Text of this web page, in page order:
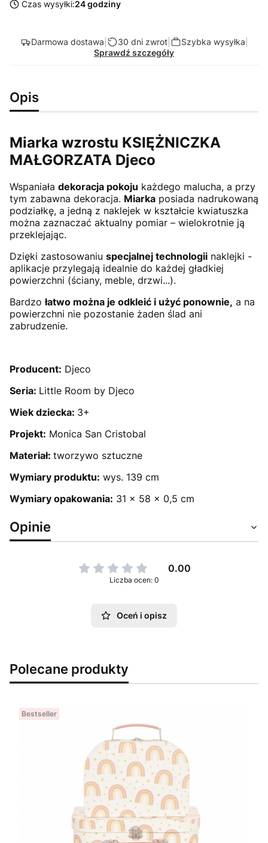
Czas wysyłki:24 godziny
Darmowa dostawa 30 dni zwrot| Szybka wysyłka
Sprawdź szczegóły
Opis
Miarka wzrostu KSIĘŻNICZKA
MAŁGORZATA Djeco
Wspaniała dekoracja pokoju każdego malucha, a przy
tym zabawna dekoracja. Miarka posiada nadrukowaną
podziałkę, a jedną z naklejek w kształcie kwiatuszka
można zaznaczać aktualny pomiar – wielokrotnie ją
przeklejając.
Dzięki zastosowaniu specjalnej technologii naklejki -
aplikacje przylegają idealnie do każdej gładkiej
powierzchni (ściany, meble, drzwi...).
Bardzołatwo można je odkleić i użyć ponownie, a na
powierzchni nie pozostanie żaden ślad ani
zabrudzenie.
Producent: Djeco
Seria: Little Room by Djeco
Wiek dziecka: 3+
Projekt: Monica San Cristobal
Materiał: tworzywo sztuczne
Wymiary produktu: wys. 139 cm
Wymiary opakowania: 31 x 58 x 0,5 cm
Opinie
0.00
Liczba ocen: 0
Oceń i opisz
Polecane produkty
Bestseller